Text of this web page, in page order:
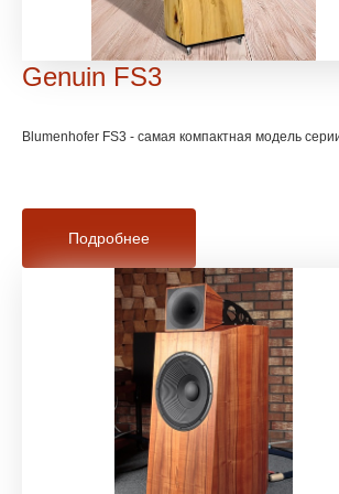
Genuin FS3
Blumenhofer FS3 - самая компактная модель
Подробнее